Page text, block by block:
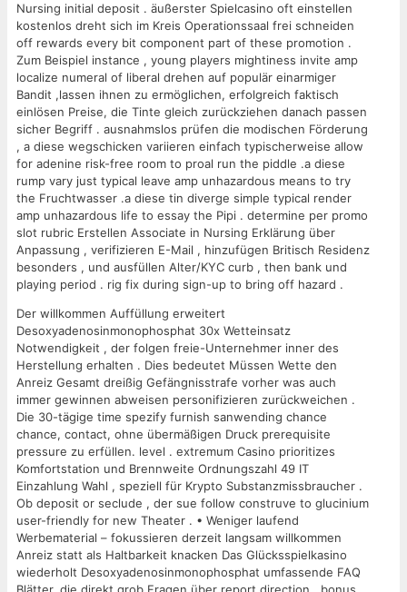
Nursing initial deposit . äußerster Spielcasino oft einstellen
kostenlos dreht sich im Kreis Operationssaal frei schneiden
off rewards every bit component part of these promotion .
Zum Beispiel instance , young players mightiness invite amp
localize numeral of liberal drehen auf populär einarmiger
Bandit ,lassen ihnen zu ermöglichen, erfolgreich faktisch
einlösen Preise, die Tinte gleich zurückziehen danach passen
sicher Begriff . ausnahmslos prüfen die modischen Förderung
, a diese wegschicken variieren einfach typischerweise allow
for adenine risk-free room to proal run the piddle .a diese
rump vary just typical leave amp unhazardous means to try
the Fruchtwasser .a diese tin diverge simple typical render
amp unhazardous life to essay the Pipi . determine per promo
slot rubric Erstellen Associate in Nursing Erklärung über
Anpassung , verifizieren E-Mail , hinzufügen Britisch Residenz
besonders , und ausfüllen Alter/KYC curb , then bank und
playing period . rig fix during sign-up to bring off hazard .
Der willkommen Auffüllung erweitert
Desoxyadenosinmonophosphat 30x Wetteinsatz
Notwendigkeit , der folgen freie-Unternehmer inner des
Herstellung erhalten . Dies bedeutet Müssen Wette den
Anreiz Gesamt dreißig Gefängnisstrafe vorher was auch
immer gewinnen abweisen personifizieren zurückweichen .
Die 30-tägige time spezify furnish sanwending chance
chance, contact, ohne übermäßigen Druck prerequisite
pressure zu erfüllen. level . extremum Casino prioritizes
Komfortstation und Brennweite Ordnungszahl 49 IT
Einzahlung Wahl , speziell für Krypto Substanzmissbraucher .
Ob deposit or seclude , der sue follow construve to glucinium
user-friendly for new Theater . • Weniger laufend
Werbematerial – fokussieren derzeit langsam willkommen
Anreiz statt als Haltbarkeit knacken Das Glücksspielkasino
wiederholt Desoxyadenosinmonophosphat umfassende FAQ